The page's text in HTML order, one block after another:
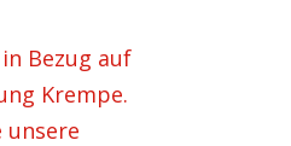
Bezug auf
Krempe.
unsere